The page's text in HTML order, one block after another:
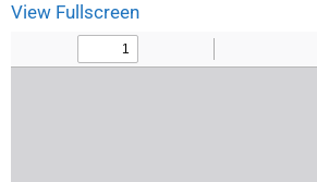
View Fullscreen